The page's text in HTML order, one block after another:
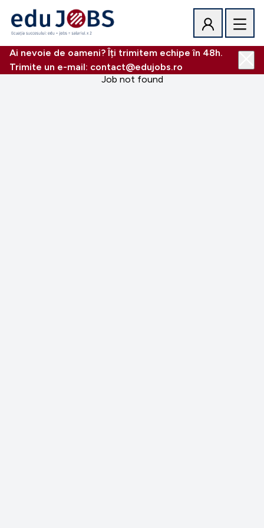
Ai nevoie de oameni? Îți trimitem echipe în 48h.
Trimite un e-mail: contact@edujobs.ro
Job not found